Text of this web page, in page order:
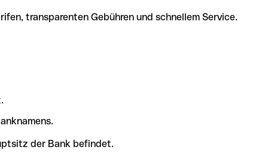
transparenten Gebühren und schnellem Service.
der Bank befindet.